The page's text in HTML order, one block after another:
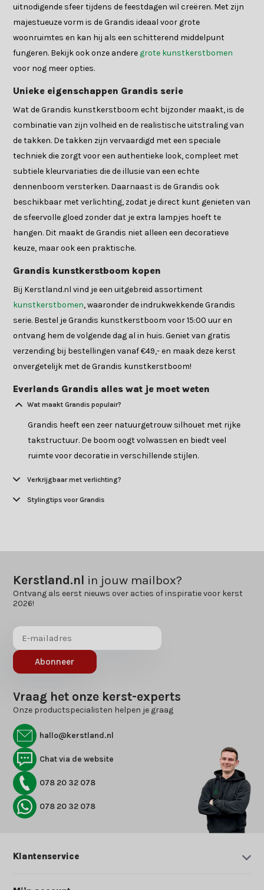
uitnodigende sfeer tijdens de feestdagen wil creëren. Met zijn
majestueuze vorm is de Grandis ideaal voor grote
woonruimtes en kan hij als een schitterend middelpunt
fungeren. Bekijk ook onze andere grote kunstkerstbomen
voor nog meer opties.
Unieke eigenschappen Grandis serie
Wat de Grandis kunstkerstboom echt bijzonder maakt, is de
combinatie van zijn volheid en de realistische uitstraling van
de takken. De takken zijn vervaardigd met een speciale
techniek die zorgt voor een authentieke look, compleet met
subtiele kleurvariaties die de illusie van een echte
dennenboom versterken. Daarnaast is de Grandis ook
beschikbaar met verlichting, zodat je direct kunt genieten van
de sfeervolle gloed zonder dat je extra lampjes hoeft te
hangen. Dit maakt de Grandis niet alleen een decoratieve
keuze, maar ook een praktische.
Grandis kunstkerstboom kopen
Bij Kerstland.nl vind je een uitgebreid assortiment
kunstkerstbomen, waaronder de indrukwekkende Grandis
serie. Bestel je Grandis kunstkerstboom voor 15:00 uur en
ontvang hem de volgende dag al in huis. Geniet van gratis
verzending bij bestellingen vanaf €49,- en maak deze kerst
onvergetelijk met de Grandis kunstkerstboom!
Everlands Grandis alles wat je moet weten
Wat maakt Grandis populair?
Grandis heeft een zeer natuurgetrouw silhouet met rijke
takstructuur. De boom oogt volwassen en biedt veel
ruimte voor decoratie in verschillende stijlen.
Verkrijgbaar met verlichting?
Stylingtips voor Grandis
Kerstland.nl in jouw mailbox?
Ontvang als eerst nieuws over acties of inspiratie voor kerst
2026!
Abonneer
Vraag het onze kerst-experts
Onze productspecialisten helpen je graag
hallo@kerstland.nl
Chat via de website
078 20 32 078
078 20 32 078
Klantenservice